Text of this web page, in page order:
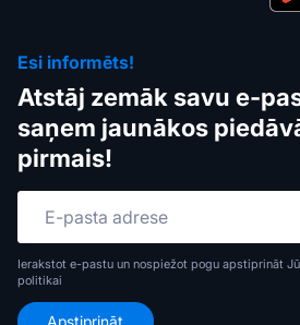
Esi informēts!
Atstāj zemāk savu e-
saņem jaunākos
pirmais!
Ierakstot e-pastu un nospiežot pogu apstiprināt
politikai